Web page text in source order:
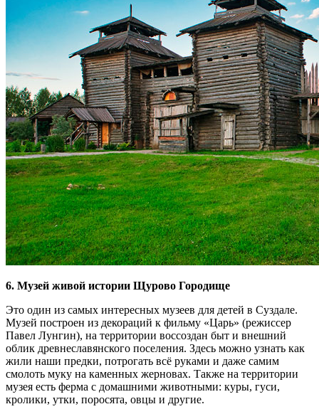
6. Музей живой истории Щурово Городище
Это один из самых интересных музеев для детей в Суздале.
Музей построен из декораций к фильму «Царь» (режиссер
Павел Лунгин), на территории воссоздан быт и внешний
облик древнеславянского поселения. Здесь можно узнать как
жили наши предки, потрогать всё руками и даже самим
смолоть муку на каменных жерновах. Также на территории
музея есть ферма с домашними животными: куры, гуси,
кролики, утки, поросята, овцы и другие.